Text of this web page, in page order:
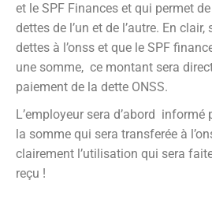
et le SPF Finances et qui permet
dettes de l’un et de l’autre. En
dettes à l’onss et que le SPF
une somme, ce montant sera
paiement de la dette ONSS.
L’employeur sera d’abord informé
la somme qui sera transferée à
clairement l’utilisation qui sera
reçu !